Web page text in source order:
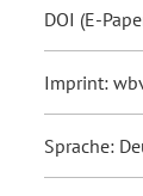
DOI (E-
Imprint:
Sprache: